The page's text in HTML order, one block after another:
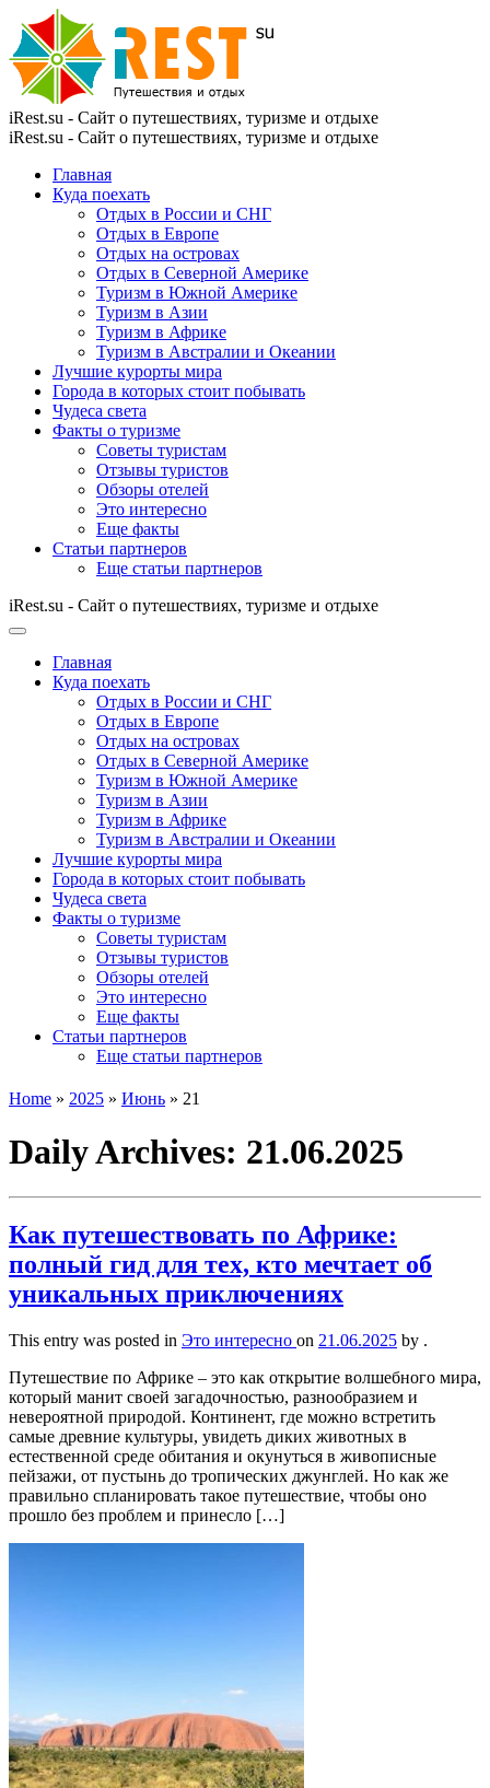
iRest.su - Сайт о путешествиях, туризме и отдыхе
iRest.su - Сайт о путешествиях, туризме и отдыхе
Главная
Куда поехать
Отдых в России и СНГ
Отдых в Европе
Отдых на островах
Отдых в Северной Америке
Туризм в Южной Америке
Туризм в Азии
Туризм в Африке
Туризм в Австралии и Океании
Лучшие курорты мира
Города в которых стоит побывать
Чудеса света
Факты о туризме
Советы туристам
Отзывы туристов
Обзоры отелей
Это интересно
Еще факты
Статьи партнеров
Еще статьи партнеров
iRest.su - Сайт о путешествиях, туризме и отдыхе
Главная
Куда поехать
Отдых в России и СНГ
Отдых в Европе
Отдых на островах
Отдых в Северной Америке
Туризм в Южной Америке
Туризм в Азии
Туризм в Африке
Туризм в Австралии и Океании
Лучшие курорты мира
Города в которых стоит побывать
Чудеса света
Факты о туризме
Советы туристам
Отзывы туристов
Обзоры отелей
Это интересно
Еще факты
Статьи партнеров
Еще статьи партнеров
Home » 2025 » Июнь » 21
Daily Archives: 21.06.2025
Как путешествовать по Африке:
полный гид для тех, кто мечтает об
уникальных приключениях
This entry was posted in Это интересно on 21.06.2025 by .
Путешествие по Африке – это как открытие волшебного мира,
который манит своей загадочностью, разнообразием и
невероятной природой. Континент, где можно встретить
самые древние культуры, увидеть диких животных в
естественной среде обитания и окунуться в живописные
пейзажи, от пустынь до тропических джунглей. Но как же
правильно спланировать такое путешествие, чтобы оно
прошло без проблем и принесло […]